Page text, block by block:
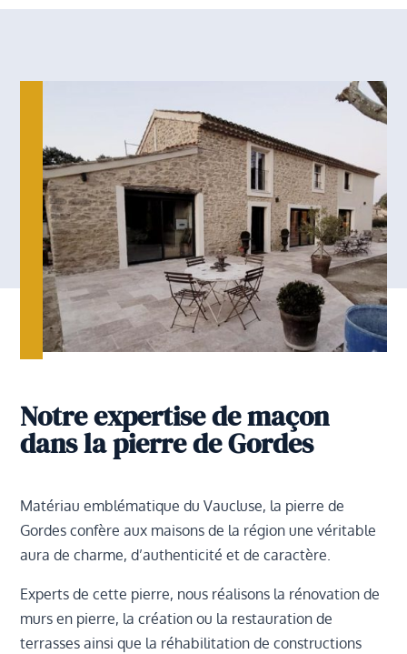
Notre expertise de maçon
dans la pierre de Gordes
Matériau emblématique du Vaucluse, la pierre de
Gordes confère aux maisons de la région une véritable
aura de charme, d’authenticité et de caractère.
Experts de cette pierre, nous réalisons la rénovation de
murs en pierre, la création ou la restauration de
terrasses ainsi que la réhabilitation de constructions